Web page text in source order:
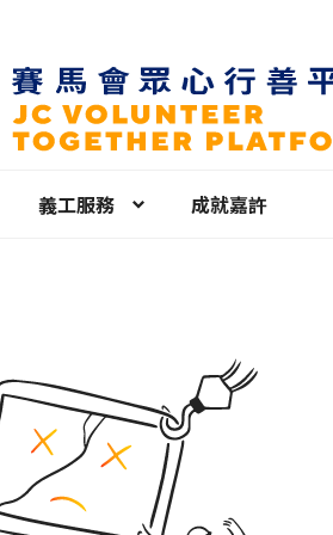
義工服務 成就嘉許